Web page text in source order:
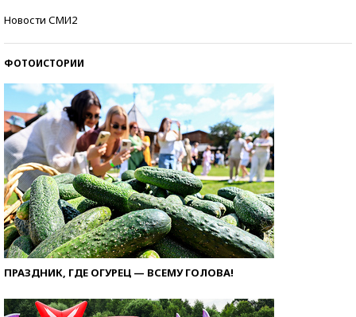
Новости СМИ2
ФОТОИСТОРИИ
ПРАЗДНИК, ГДЕ ОГУРЕЦ — ВСЕМУ ГОЛОВА!